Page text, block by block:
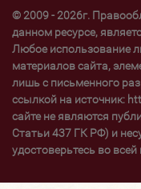
© 2009 - 2026г.
данном ресурсе,
Любое использование
материалов сайта,
лишь с письменного
ссылкой на источник:
сайте не являются
Статьи 437 ГК РФ) и
удостоверьтесь во